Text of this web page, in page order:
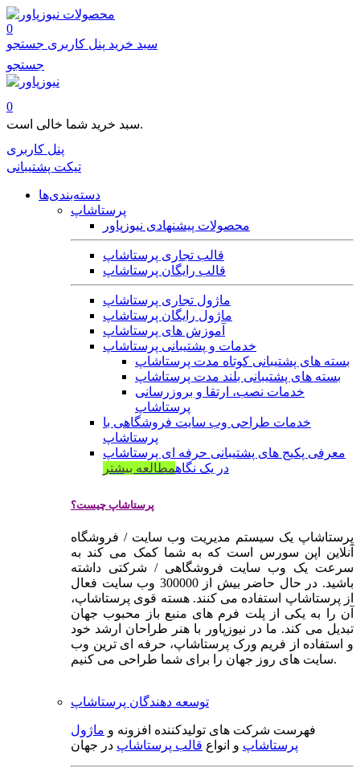
محصولات
0
سبد خرید پنل کاربری جستجو
جستجو
0
سبد خرید شما خالی است.
پنل کاربری
تیکت پشتیبانی
دسته‌بندی‌ها
پرستاشاپ
محصولات پیشنهادی نیوزپاور
قالب تجاری پرستاشاپ
قالب رایگان پرستاشاپ
ماژول تجاری پرستاشاپ
ماژول رایگان پرستاشاپ
آموزش های پرستاشاپ
خدمات و پشتیبانی پرستاشاپ
بسته های پشتیبانی کوتاه مدت پرستاشاپ
بسته های پشتیبانی بلند مدت پرستاشاپ
خدمات نصب، ارتقا و بروزرسانی
پرستاشاپ
خدمات طراحی وب سایت فروشگاهی با
پرستاشاپ
معرفی پکیج های پشتیبانی حرفه ای پرستاشاپ
در یک نگاهمطالعه بیشتر
پرستاشاپ چیست؟
پرستاشاپ یک سیستم مدیریت وب سایت / فروشگاه
آنلاین اپن سورس است که به شما کمک می کند به
سرعت یک وب سایت فروشگاهی / شرکتی داشته
باشید. در حال حاضر بیش از 300000 وب سایت فعال
از پرستاشاپ استفاده می کنند. هسته قوی پرستاشاپ،
آن را به یکی از پلت فرم های منبع باز محبوب جهان
تبدیل می کند. ما در نیوزپاور با هنر طراحان ارشد خود
و استفاده از فریم ورک پرستاشاپ، حرفه ای ترین وب
سایت های روز جهان را برای شما طراحی می کنیم.
توسعه دهندگان پرستاشاپ
فهرست شرکت های تولیدکننده افزونه و ماژول
پرستاشاپ و انواع قالب پرستاشاپ در جهان